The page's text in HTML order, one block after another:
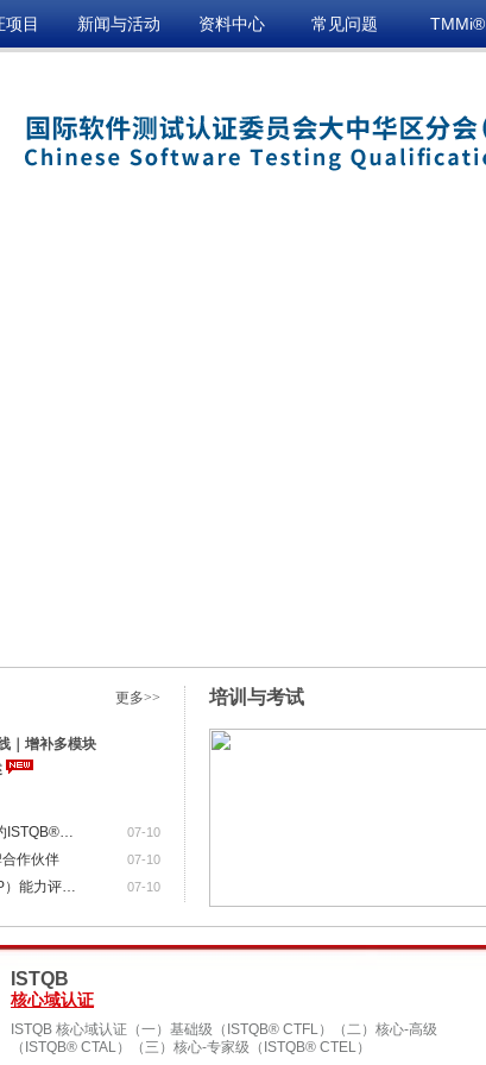
项目 新闻与活动 资料中心 常见问题 TMMi®
更多>>
｜增补多模块
07-10
电心软件科技（上海）有限公司成功续约ISTQB®大中华区金牌合作伙伴
07-10
作伙伴
07-10
关于开展软件项目管理专业人士（SPMP）能力评价2026年第三次考试的通知
培训与考试
ISTQB
核心域认证
ISTQB 核心域认证（一）基础级（ISTQB® CTFL）（二）核心-高级
（ISTQB® CTAL）（三）核心-专家级（ISTQB® CTEL）